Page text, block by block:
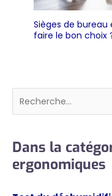
Sièges de
faire le bon choix
Rechercher
Dans la
ergonomiques